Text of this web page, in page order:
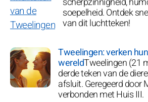
soepelheid. Ontdek
van dit luchtteken!
Tweelingen: verken hun
wereldTweelingen (21
derde teken van de
afsluit. Geregeerd door
verbonden met Huis III.